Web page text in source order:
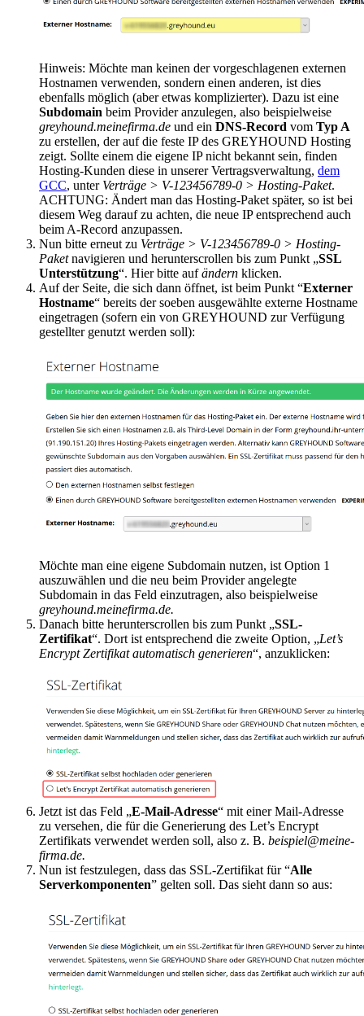
Hinweis: Möchte man keinen der vorgeschlagenen externen
Hostnamen verwenden, sondern einen anderen, ist dies
ebenfalls möglich (aber etwas komplizierter). Dazu ist eine
Subdomain beim Provider anzulegen, also beispielweise
greyhound.meinefirma.de und ein DNS-Record vom Typ A
zu erstellen, der auf die feste IP des GREYHOUND Hosting
zeigt. Sollte einem die eigene IP nicht bekannt sein, finden
Hosting-Kunden diese in unserer Vertragsverwaltung, dem
GCC, unter Verträge > V-123456789-0 > Hosting-Paket.
ACHTUNG: Ändert man das Hosting-Paket später, so ist bei
diesem Weg darauf zu achten, die neue IP entsprechend auch
beim A-Record anzupassen.
Nun bitte erneut zu Verträge > V-123456789-0 > Hosting-
Paketnavigieren und herunterscrollen bis zum Punkt „SSL
Unterstützung“. Hier bitte aufändern klicken.
Auf der Seite, die sich dann öffnet, ist beim Punkt “Externer
Hostname“ bereits der soeben ausgewählte externe Hostname
eingetragen (sofern ein von GREYHOUND zur Verfügung
gestellter genutzt werden soll):
Möchte man eine eigene Subdomain nutzen, ist Option 1
auszuwählen und die neu beim Provider angelegte
Subdomain in das Feld einzutragen, also beispielweise
greyhound.meinefirma.de.
Danach bitte herunterscrollen bis zum Punkt „SSL-
Zertifikat“. Dort ist entsprechend die zweite Option, „Let’s
Encrypt Zertifikat automatisch generieren“, anzuklicken:
Jetzt ist das Feld „E-Mail-Adresse“ mit einer Mail-Adresse
zu versehen, die für die Generierung des Let’s Encrypt
Zertifikats verwendet werden soll, also z. B. beispiel@meine-
firma.de.
Nun ist festzulegen, dass das SSL-Zertifikat für “Alle
Serverkomponenten” gelten soll. Das sieht dann so aus: